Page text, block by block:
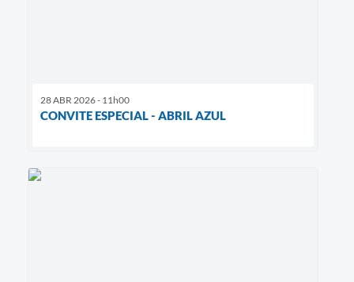
28 ABR 2026 - 11h00
CONVITE ESPECIAL - ABRIL AZUL